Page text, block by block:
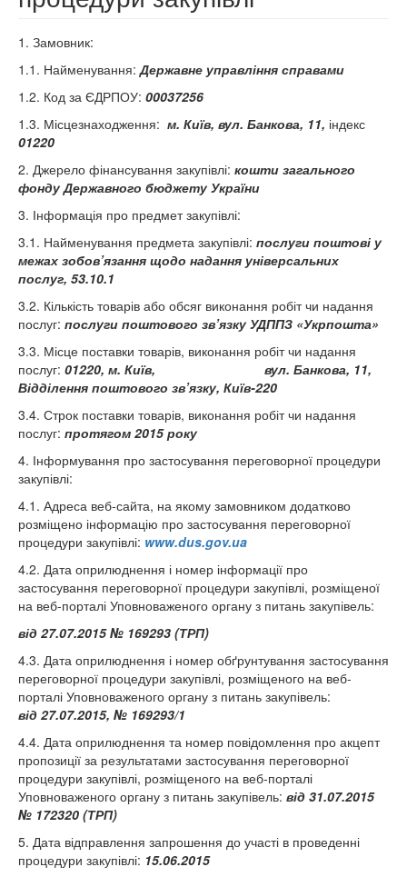
1. Замовник:
1.1. Найменування:Державне управління справами
1.2. Код за ЄДРПОУ: 00037256
1.3. Місцезнаходження: м. Київ, вул. Банкова, 11, індекс
01220
2. Джерело фінансування закупівлі: кошти загального
фонду Державного бюджету України
3. Інформація про предмет закупівлі:
3.1. Найменування предмета закупівлі: послуги поштові у
межах зобов’язання щодо надання універсальних
послуг, 53.10.1
3.2. Кількість товарів або обсяг виконання робіт чи надання
послуг: послуги поштового зв’язку УДППЗ «Укрпошта»
3.3. Місце поставки товарів, виконання робіт чи надання
послуг: 01220, м. Київ, вул. Банкова, 11,
Відділення поштового зв’язку, Київ-220
3.4. Строк поставки товарів, виконання робіт чи надання
послуг: протягом 2015 року
4. Інформування про застосування переговорної процедури
закупівлі:
4.1. Адреса веб-сайта, на якому замовником додатково
розміщено інформацію про застосування переговорної
процедури закупівлі: www.dus.gov.ua
4.2. Дата оприлюднення і номер інформації про
застосування переговорної процедури закупівлі, розміщеної
на веб-порталі Уповноваженого органу з питань закупівель:
від 27.07.2015 № 169293 (ТРП)
4.3. Дата оприлюднення і номер обґрунтування застосування
переговорної процедури закупівлі, розміщеного на веб-
порталі Уповноваженого органу з питань закупівель:
від 27.07.2015, № 169293/1
4.4. Дата оприлюднення та номер повідомлення про акцепт
пропозиції за результатами застосування переговорної
процедури закупівлі, розміщеного на веб-порталі
Уповноваженого органу з питань закупівель: від 31.07.2015
№ 172320 (ТРП)
5. Дата відправлення запрошення до участі в проведенні
процедури закупівлі: 15.06.2015